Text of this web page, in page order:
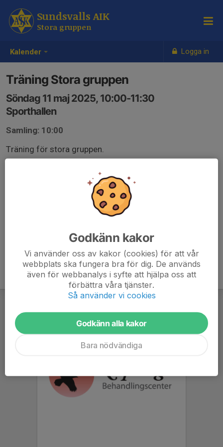
Kalender Logga in
Sundsvalls AIK
Stora gruppen
Träning Stora gruppen
Söndag 11 maj 2025, 10:00-11:30
Sporthallen
Samling: 10:00
Träning för stora gruppen.
Godkänn kakor
Vi använder oss av kakor (cookies) för att vår
webbplats ska fungera bra för dig. De används
även för webbanalys i syfte att hjälpa oss att
förbättra våra tjänster.
Så använder vi cookies
Godkänn alla kakor
Bara nödvändiga